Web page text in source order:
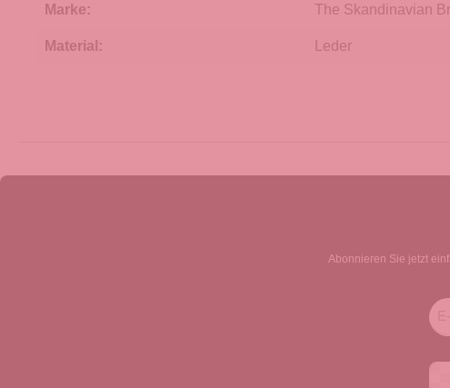
Marke: The Skandinavian
Material: Leder
Abonnieren Sie jetzt